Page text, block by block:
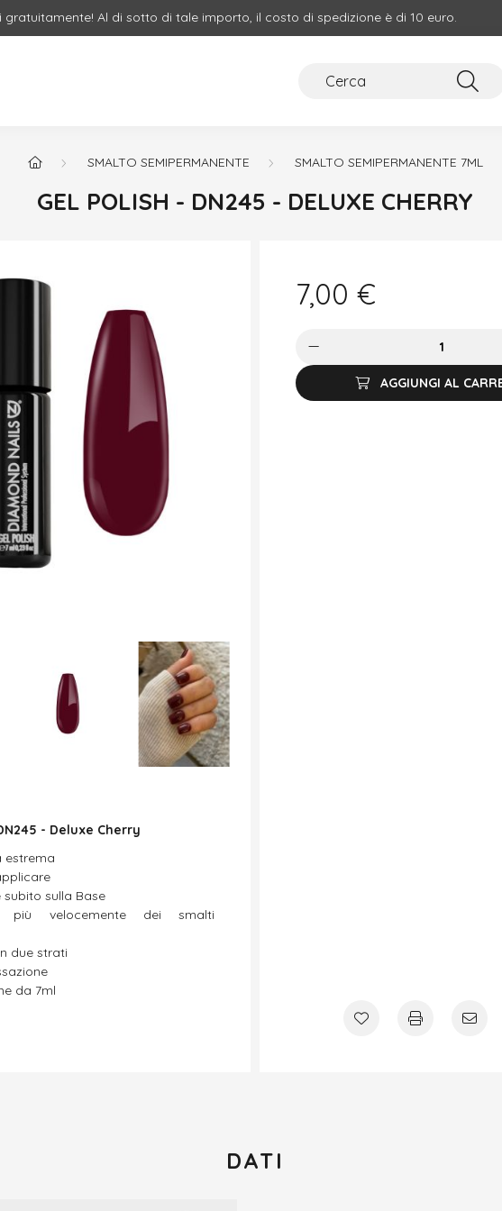
Al di sotto di tale importo, il costo di spedizione è di 10 euro.
SMALTO SEMIPERMANENTE SMALTO SEMIPERMANENTE 7ML
GEL POLISH - DN245 - DELUXE CHERRY
- Deluxe Cherry
estrema
sulla Base
più velocemente dei smalti
due strati
da 7ml
7,00 €
AGGIUNGI AL
DATI